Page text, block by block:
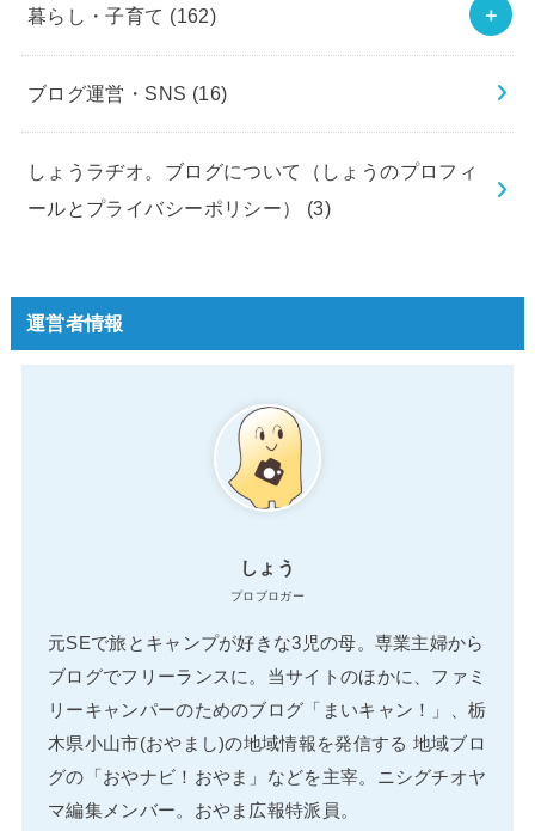
暮らし・子育て (162)
ブログ運営・SNS (16)
しょうラヂオ。ブログについて（しょうのプロフィ
ールとプライバシーポリシー） (3)
運営者情報
しょう
プロブロガー
元SEで旅とキャンプが好きな3児の母。専業主婦から
ブログでフリーランスに。当サイトのほかに、ファミ
リーキャンパーのためのブログ「まいキャン！」、栃
木県小山市(おやまし)の地域情報を発信する 地域ブロ
グの「おやナビ！おやま」などを主宰。ニシグチオヤ
マ編集メンバー。おやま広報特派員。